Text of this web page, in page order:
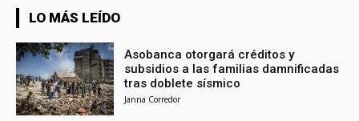
LO MÁS LEÍDO
Asobanca otorgará créditos y
subsidios a las familias damnificadas
tras doblete sísmico
Janna Corredor